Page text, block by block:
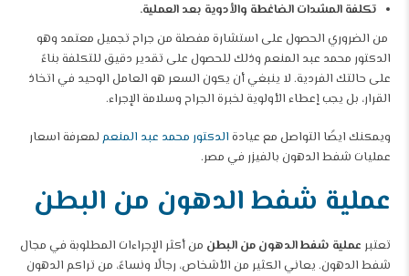
تكلفة المشدات الضاغطة والأدوية بعد العملية.
من الضروري الحصول على استشارة مفصلة من جراح تجميل معتمد وهو
الدكتور محمد عبد المنعم وذلك للحصول على تقدير دقيق للتكلفة بناءً
على حالتك الفردية. لا ينبغي أن يكون السعر هو العامل الوحيد في اتخاذ
القرار، بل يجب إعطاء الأولوية لخبرة الجراح وسلامة الإجراء.
ويمكنك ايضًا التواصل مع عيادة الدكتور محمد عبد المنعم لمعرفة اسعار
عمليات شفط الدهون بالفيزر في مصر.
عملية شفط الدهون من البطن
تعتبر عملية شفط الدهون من البطن من أكثر الإجراءات المطلوبة في مجال
شفط الدهون. يعاني الكثير من الأشخاص، رجالًا ونساءً، من تراكم الدهون